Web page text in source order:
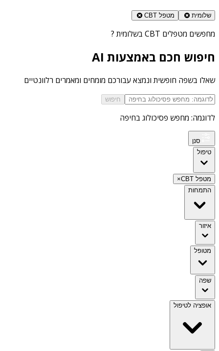
שלומית מטפל CBT
מחפשים מטפלים CBT בשלומית ?
חיפוש חכם באמצעות AI
שאלו בשפה חופשית ונמצא עבורכם מומחים ומאמרים רלוונטיים
חיפוש
לדוגמה: מחפש פסיכולוג בחיפה
סנן
טיפול
מטפל CBT
×
התמחות
איזור
מטופל
שפה
אופציה לטיפול